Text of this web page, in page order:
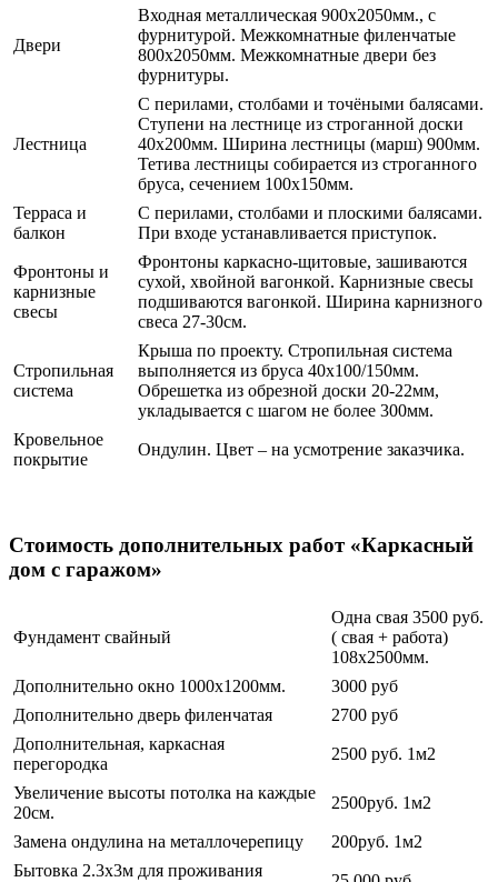
Двери
Входная металлическая 900х2050мм., с
фурнитурой. Межкомнатные филенчатые
800х2050мм. Межкомнатные двери без
фурнитуры.
Лестница
С перилами, столбами и точёными балясами.
Ступени на лестнице из строганной доски
40х200мм. Ширина лестницы (марш) 900мм.
Тетива лестницы собирается из строганного
бруса, сечением 100х150мм.
Терраса и
балкон
С перилами, столбами и плоскими балясами.
При входе устанавливается приступок.
Фронтоны и
карнизные
свесы
Фронтоны каркасно-щитовые, зашиваются
сухой, хвойной вагонкой. Карнизные свесы
подшиваются вагонкой. Ширина карнизного
свеса 27-30см.
Стропильная
система
Крыша по проекту. Стропильная система
выполняется из бруса 40х100/150мм.
Обрешетка из обрезной доски 20-22мм,
укладывается с шагом не более 300мм.
Кровельное
покрытие
Ондулин. Цвет – на усмотрение заказчика.
Стоимость дополнительных работ «Каркасный
дом с гаражом»
Фундамент свайный
Одна свая 3500 руб.
( свая + работа)
108х2500мм.
Дополнительно окно 1000х1200мм.
3000 руб
Дополнительно дверь филенчатая
2700 руб
Дополнительная, каркасная
перегородка
2500 руб. 1м2
Увеличение высоты потолка на каждые
20см.
2500руб. 1м2
Замена ондулина на металлочерепицу
200руб. 1м2
Бытовка 2.3х3м для проживания